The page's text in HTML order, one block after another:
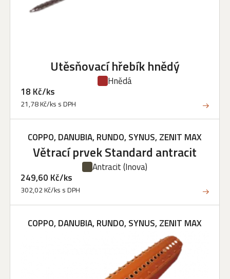
Utěsňovací hřebík hnědý
Hnědá
18 Kč/ks
21,78 Kč/ks s DPH
COPPO, DANUBIA, RUNDO, SYNUS, ZENIT MAX
Větrací prvek Standard antracit
Antracit(Inova)
249,60 Kč/ks
302,02 Kč/ks s DPH
COPPO, DANUBIA, RUNDO, SYNUS, ZENIT MAX